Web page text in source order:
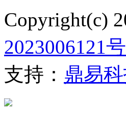
Copyright(c)
2023006121
支持： 鼎易